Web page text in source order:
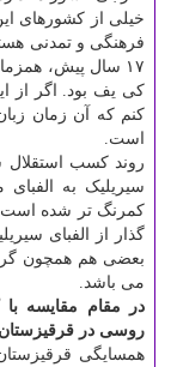
خیلی از کشورهای
فرهنگی و تمدنی
۱۷ سال پیش،
کی یف بود. اگر از
کنم که آن زمان
است.
روند کسب استقلال
سیریلیک به
کمرنگ تر شده است.
گذار از الفبای
بعضی هم همچون
می باشد.
در مقام مقایسه با
روسی در
همسایگی